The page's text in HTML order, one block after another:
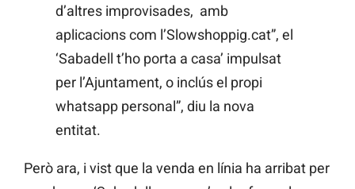
d’altres improvisades, amb
aplicacions com l’Slowshoppig.cat”, el
‘Sabadell t’ho porta a casa’ impulsat
per l’Ajuntament, o inclús el propi
whatsapp personal”, diu la nova
entitat.
Però ara, i vist que la venda en línia ha arribat per